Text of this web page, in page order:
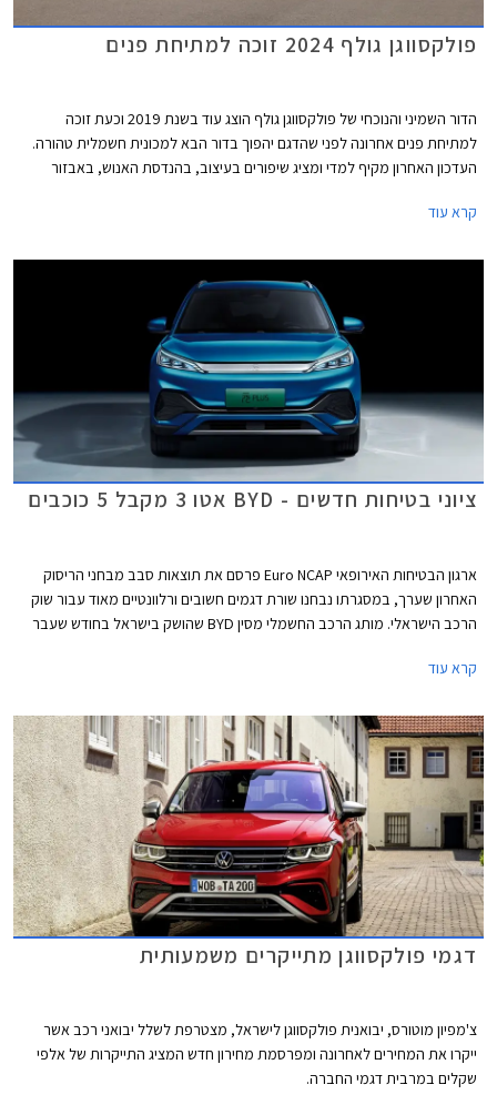
פולקסווגן גולף 2024 זוכה למתיחת פנים
הדור השמיני והנוכחי של פולקסווגן גולף הוצג עוד בשנת 2019 וכעת זוכה
למתיחת פנים אחרונה לפני שהדגם יהפוך בדור הבא למכונית חשמלית טהורה.
העדכון האחרון מקיף למדי ומציג שיפורים בעיצוב, בהנדסת האנוש, באבזור
מוותרת על תיבת ההילוכים הידנית עקב תקנות זיהום האוויר המחמירות בתקן
קרא עוד
ציוני בטיחות חדשים - BYD אטו 3 מקבל 5 כוכבים
ארגון הבטיחות האירופאי Euro NCAP פרסם את תוצאות סבב מבחני הריסוק
האחרון שערך, במסגרתו נבחנו שורת דגמים חשובים ורלוונטיים מאוד עבור שוק
הרכב הישראלי. מותג הרכב החשמלי מסין BYD שהושק בישראל בחודש שעבר
קרא עוד
דגמי פולקסווגן מתייקרים משמעותית
צ'מפיון מוטורס, יבואנית פולקסווגן לישראל, מצטרפת לשלל יבואני רכב אשר
ייקרו את המחירים לאחרונה ומפרסמת מחירון חדש המציג התייקרות של אלפי
שקלים במרבית דגמי החברה.